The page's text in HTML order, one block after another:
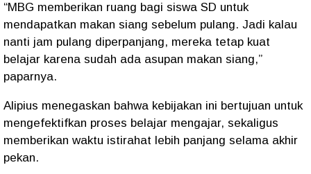
“MBG memberikan ruang bagi siswa SD untuk
mendapatkan makan siang sebelum pulang. Jadi kalau
nanti jam pulang diperpanjang, mereka tetap kuat
belajar karena sudah ada asupan makan siang,”
paparnya.
Alipius menegaskan bahwa kebijakan ini bertujuan untuk
mengefektifkan proses belajar mengajar, sekaligus
memberikan waktu istirahat lebih panjang selama akhir
pekan.